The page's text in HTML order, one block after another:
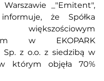
_"Emitent",
informuje, że Spółka
w EKOPARK
Sp. z o.o. z siedzibą w
którym objęła 70%